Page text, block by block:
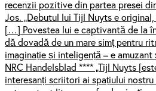
recenzii pozitive din partea presei
Jos. „Debutul lui Tijl Nuyts e
[…] Povestea lui e captivantă de la
dă dovadă de un mare simț pentru
imaginație și inteligență – e
NRC Handelsblad **** „Tijl Nuyts
interesanți scriitori ai spațiului